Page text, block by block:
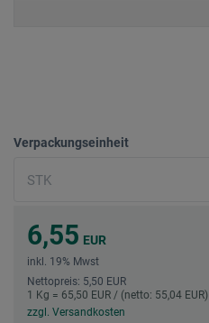
Verpackungseinheit
6,55 EUR
inkl. 19% Mwst
Nettopreis: 5,50 EUR
1 Kg = 65,50 EUR / (netto: 55,04 EUR)
zzgl. Versandkosten